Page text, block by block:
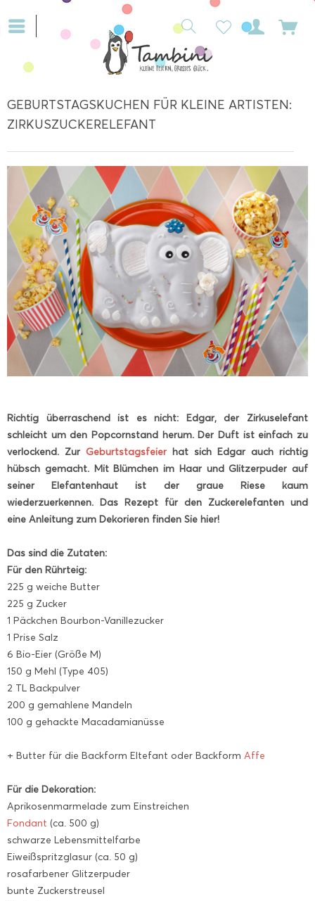
GEBURTSTAGSKUCHEN FÜR KLEINE ARTISTEN:
ZIRKUSZUCKERELEFANT
Richtig überraschend ist es nicht: Edgar, der Zirkuselefant
schleicht um den Popcornstand herum. Der Duft ist einfach zu
verlockend. Zur Geburtstagsfeier hat sich Edgar auch richtig
hübsch gemacht. Mit Blümchen im Haar und Glitzerpuder auf
seiner Elefantenhaut ist der graue Riese kaum
wiederzuerkennen. Das Rezept für den Zuckerelefanten und
eine Anleitung zum Dekorieren finden Sie hier!
Das sind die Zutaten:
Für den Rührteig:
225 g weiche Butter
225 g Zucker
1 Päckchen Bourbon-Vanillezucker
1 Prise Salz
6 Bio-Eier (Größe M)
150 g Mehl (Type 405)
2 TL Backpulver
200 g gemahlene Mandeln
100 g gehackte Macadamianüsse
+ Butter für die Backform Eltefant oder Backform Affe
Für die Dekoration:
Aprikosenmarmelade zum Einstreichen
Fondant (ca. 500 g)
schwarze Lebensmittelfarbe
Eiweißspritzglasur (ca. 50 g)
rosafarbener Glitzerpuder
bunte Zuckerstreusel